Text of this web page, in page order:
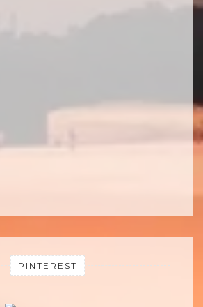
PINTEREST